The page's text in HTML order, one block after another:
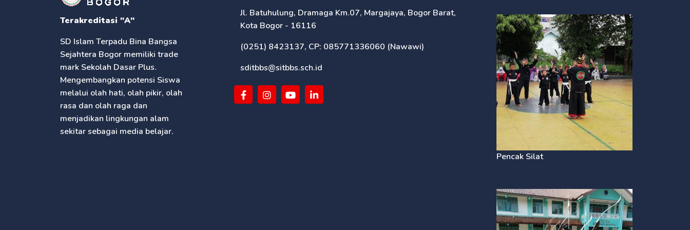
Terakreditasi "A"
SD Islam Terpadu Bina Bangsa
Sejahtera Bogor memiliki trade
mark Sekolah Dasar Plus.
Mengembangkan potensi Siswa
melalui olah hati, olah pikir, olah
rasa dan olah raga dan
menjadikan lingkungan alam
sekitar sebagai media belajar.
Jl. Batuhulung, Dramaga Km.07, Margajaya, Bogor Barat,
Kota Bogor - 16116
(0251) 8423137, CP: 085771336060 (Nawawi)
sditbbs@sitbbs.sch.id
Pencak Silat